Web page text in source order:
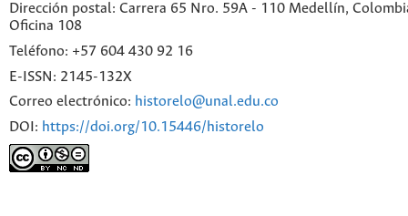
Dirección postal: Carrera 65 Nro. 59A - 110 Medellín,
Oficina 108
Teléfono: +57 604 430 92 16
E-ISSN: 2145-132X
Correo electrónico: historelo@unal.edu.co
DOI: https://doi.org/10.15446/historelo